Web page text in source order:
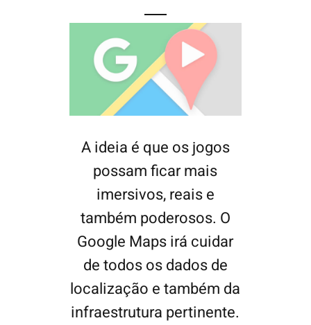
A ideia é que os jogos
possam ficar mais
imersivos, reais e
também poderosos. O
Google Maps irá cuidar
de todos os dados de
localização e também da
infraestrutura pertinente.